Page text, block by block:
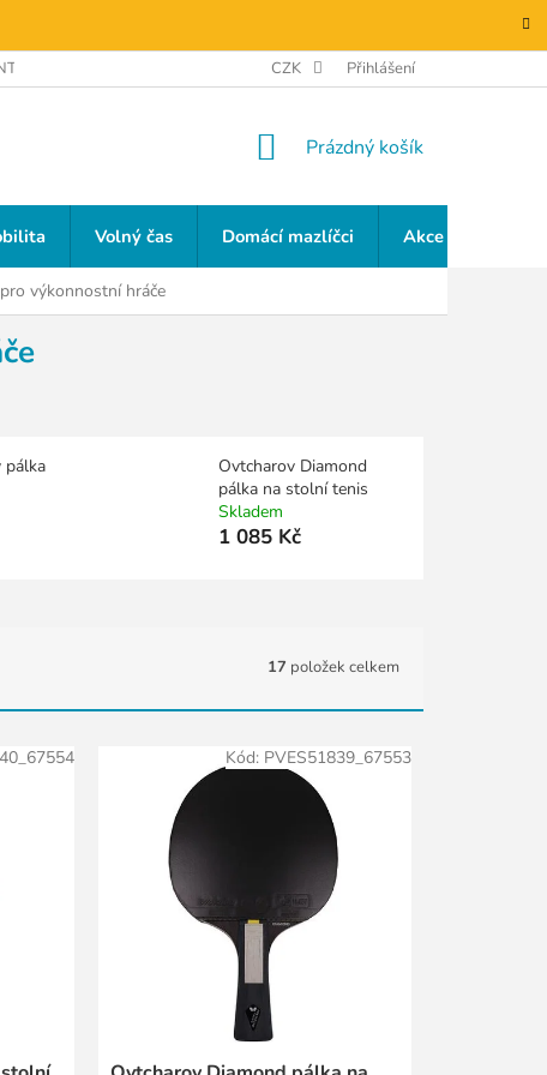
CZK Přihlášení
NÁKUPNÍ
Prázdný košík
Volný čas Domácí mazlíčci Akce a slevy
výkonnostní hráče
pálka
Ovtcharov Diamond
pálka na stolní tenis
Skladem
1 085 Kč
17 položek celkem
Kód: PVES51839_67553